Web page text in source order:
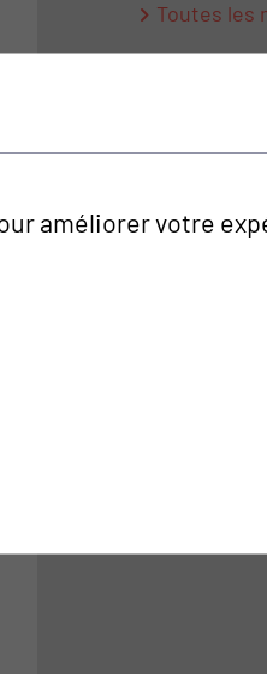
Toutes les
améliorer votre